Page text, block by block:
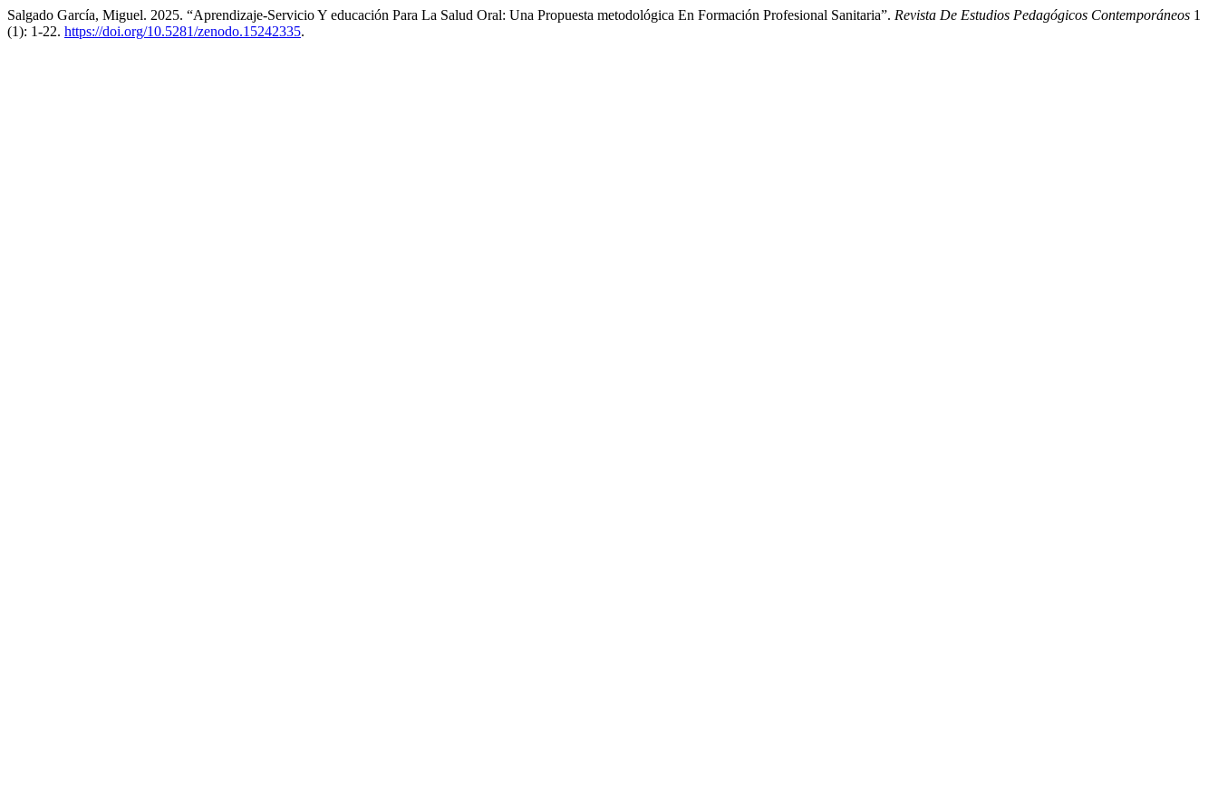
Salgado García, Miguel. 2025. “Aprendizaje-Servicio Y educación Para La Salud Oral: Una Propuesta metodológica En Formación Profesional Sanitaria”. Revista De Estudios Pedagógicos Contemporáneos 1
(1): 1-22. https://doi.org/10.5281/zenodo.15242335.